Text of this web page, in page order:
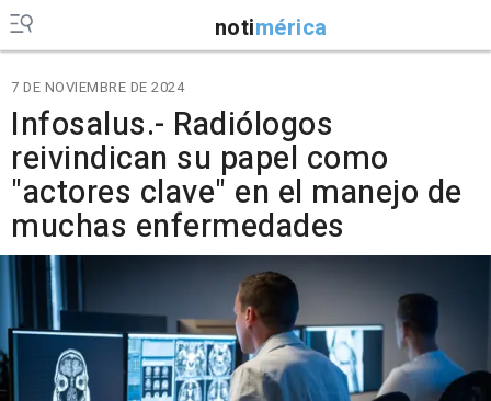
notimérica
7 DE NOVIEMBRE DE 2024
Infosalus.- Radiólogos
reivindican su papel como
"actores clave" en el manejo de
muchas enfermedades